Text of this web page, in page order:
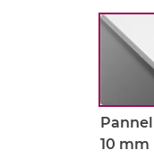
10 mm